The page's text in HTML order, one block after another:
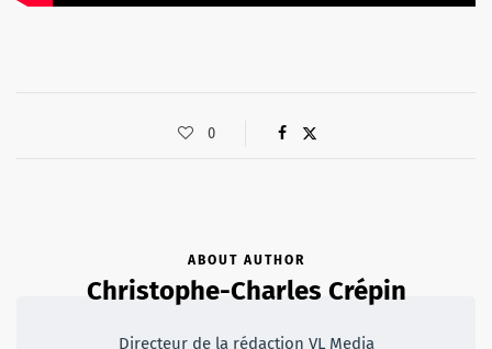
0
ABOUT AUTHOR
Christophe-Charles Crépin
Directeur de la rédaction VL Media